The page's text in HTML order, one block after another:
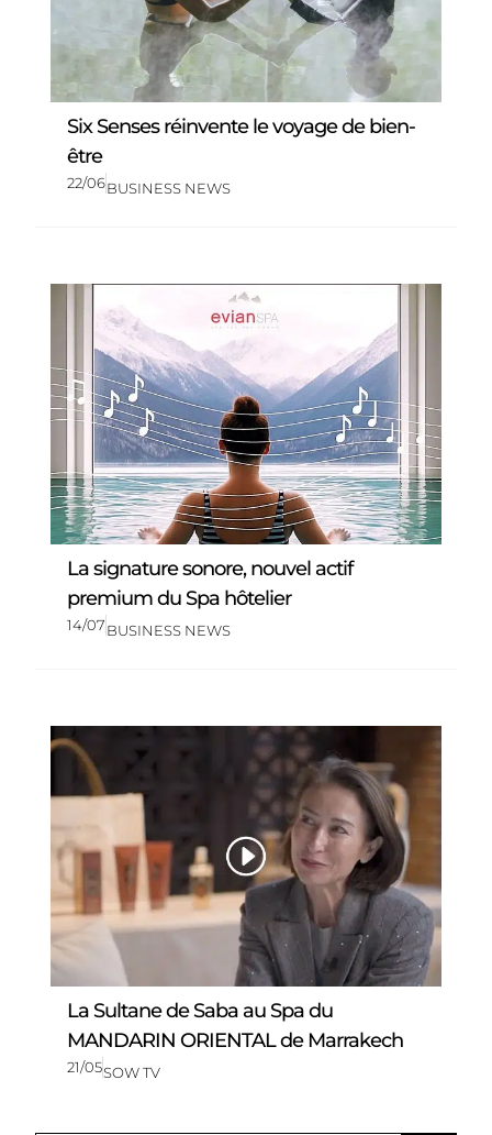
Six Senses réinvente le voyage de bien-
être
22/06BUSINESS NEWS
La signature sonore, nouvel actif
premium du Spa hôtelier
14/07BUSINESS NEWS
La Sultane de Saba au Spa du
MANDARIN ORIENTAL de Marrakech
21/05SOW TV